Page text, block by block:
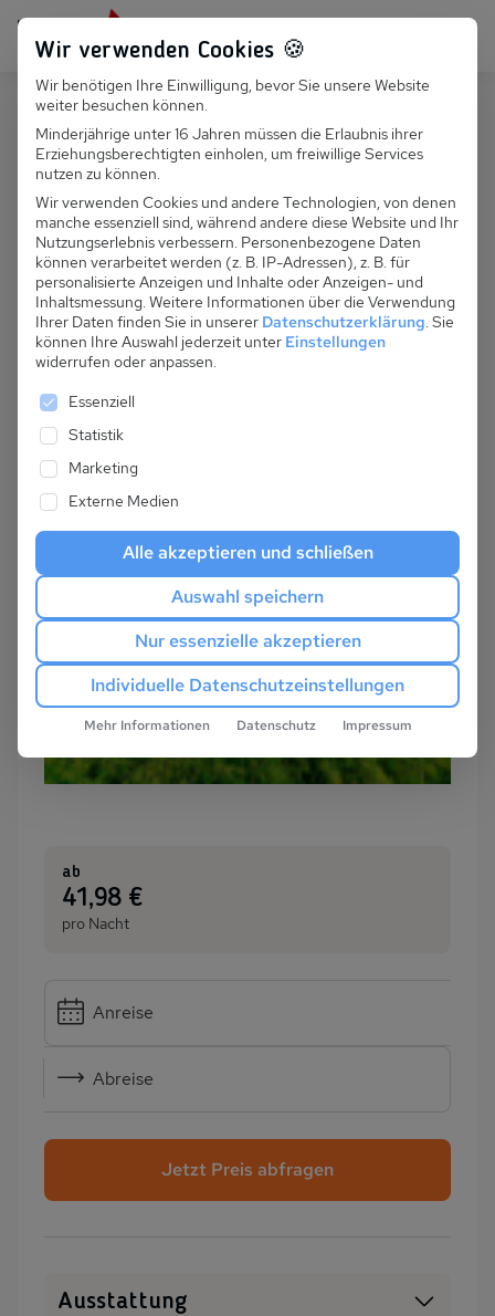
Persönlich für dich da: +49 251 899 050
Suchfeld
Suchen
PL 041.012A - Fewo "Koral"
ab
:41,98 €
pro Nacht
Anreise
Abreise
Jetzt Preis abfragen
Ausstattung
Wir verwenden Cookies 🍪
Wir benötigen Ihre Einwilligung, bevor Sie unsere Website
weiter besuchen können.
Minderjährige unter 16 Jahren müssen die Erlaubnis ihrer
Erziehungsberechtigten einholen, um freiwillige Services
nutzen zu können.
Wir verwenden Cookies und andere Technologien, von denen
manche essenziell sind, während andere diese Website und Ihr
Nutzungserlebnis verbessern. Personenbezogene Daten
können verarbeitet werden (z. B. IP-Adressen), z. B. für
personalisierte Anzeigen und Inhalte oder Anzeigen- und
Inhaltsmessung. Weitere Informationen über die Verwendung
Ihrer Daten finden Sie in unserer Datenschutzerklärung. Sie
können Ihre Auswahl jederzeit unter Einstellungen
widerrufen oder anpassen.
Es folgt eine Liste der Service-Gruppen, für die
Essenziell
Statistik
Marketing
Externe Medien
Alle akzeptieren und schließen
Auswahl speichern
Nur essenzielle akzeptieren
Individuelle Datenschutzeinstellungen
Mehr Informationen Datenschutz Impressum